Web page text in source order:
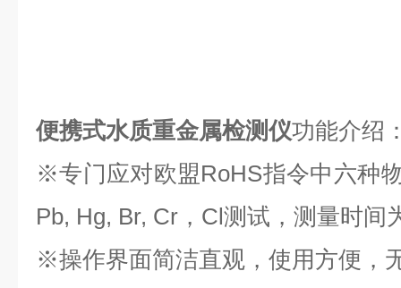
便携式水质重金属检测仪功能介绍
※专门应对欧盟RoHS指令中六种
Pb, Hg, Br, Cr，Cl测试，测量时间
※操作界面简洁直观，使用方便，